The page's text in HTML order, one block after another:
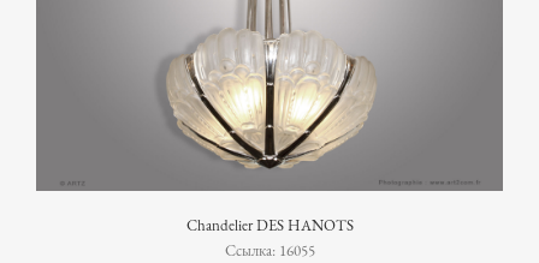
Chandelier DES HANOTS
Ссылка: 16055